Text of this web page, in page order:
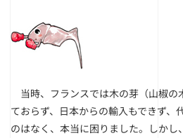
当時、フランスでは木の芽（山椒の
ておらず、日本からの輸入もできず、
のはなく、本当に困りました。しか